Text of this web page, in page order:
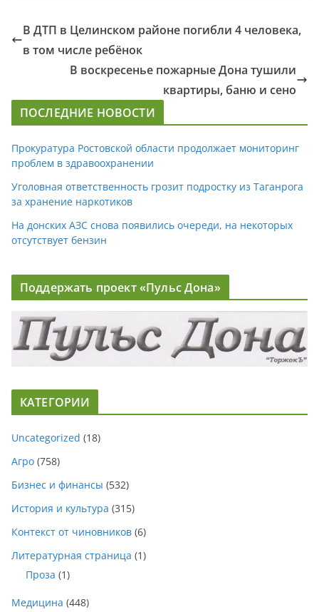
В ДТП в Целинском районе погибли 4 человека,
в том числе ребёнок
В воскресенье пожарные Дона тушили
квартиры, баню и сено
ПОСЛЕДНИЕ НОВОСТИ
Прокуратура Ростовской области продолжает мониторинг
проблем в здравоохранении
Уголовная ответственность грозит подростку из Таганрога
за хранение наркотиков
На донских АЗС снова появились очереди, на некоторых
отсутствует бензин
Поддержать проект «Пульс Дона»
КАТЕГОРИИ
Uncategorized (18)
Агро (758)
Бизнес и финансы (532)
История и культура (315)
Контекст от чиновников (6)
Литературная страница (1)
Проза (1)
Медицина (448)